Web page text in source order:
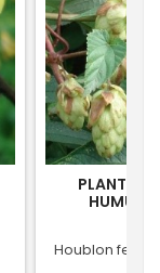
PLANT DE
Houblon